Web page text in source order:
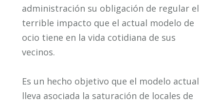
administración su obligación de regular el
terrible impacto que el actual modelo de
ocio tiene en la vida cotidiana de sus
vecinos.
Es un hecho objetivo que el modelo actual
lleva asociada la saturación de locales de